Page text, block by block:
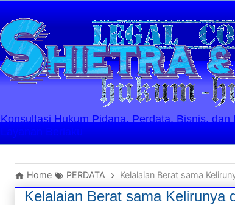
Konsultasi Hukum Pidana, Perdata, Bisnis,
Layanan Berlaku
Home PERDATA Kelalaian Berat sama
Kelalaian Berat sama Kelirunya